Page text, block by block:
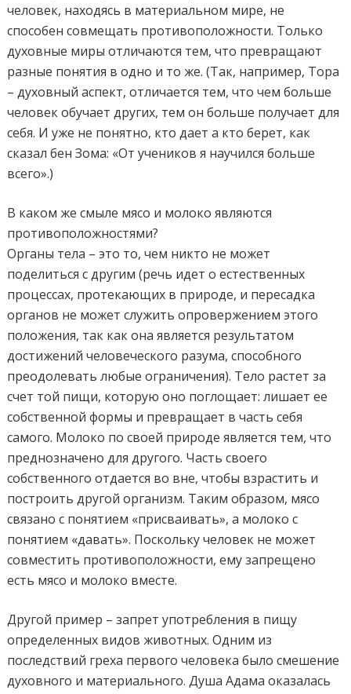
человек, находясь в материальном мире, не
способен совмещать противоположности. Только
духовные миры отличаются тем, что превращают
разные понятия в одно и то же. (Так, например, Тора
– духовный аспект, отличается тем, что чем больше
человек обучает других, тем он больше получает для
себя. И уже не понятно, кто дает а кто берет, как
сказал бен Зома: «От учеников я научился больше
всего».)
В каком же смыле мясо и молоко являются
противоположностями?
Органы тела – это то, чем никто не может
поделиться с другим (речь идет о естественных
процессах, протекающих в природе, и пересадка
органов не может служить опровержением этого
положения, так как она является результатом
достижений человеческого разума, способного
преодолевать любые ограничения). Тело растет за
счет той пищи, которую оно поглощает: лишает ее
собственной формы и превращает в часть себя
самого. Молоко по своей природе является тем, что
преднозначено для другого. Часть своего
собственного отдается во вне, чтобы взрастить и
построить другой организм. Таким образом, мясо
связано с понятием «присваивать», а молоко с
понятием «давать». Поскольку человек не может
совместить противоположности, ему запрещено
есть мясо и молоко вместе.
Другой пример – запрет употребления в пищу
определенных видов животных. Одним из
последствий греха первого человека было смешение
духовного и материального. Душа Адама оказалась